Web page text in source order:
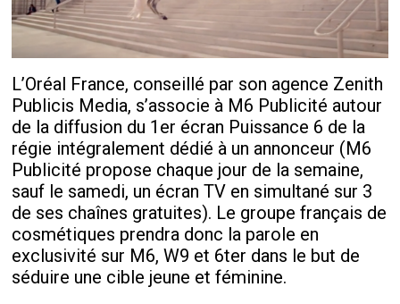
L’Oréal France, conseillé par son agence Zenith
Publicis Media, s’associe à M6 Publicité autour
de la diffusion du 1 er écran Puissance 6 de la
régie intégralement dédié à un annonceur (M6
Publicité propose chaque jour de la semaine,
sauf le samedi, un écran TV en simultané sur 3
de ses chaînes gratuites). Le groupe français de
cosmétiques prendra donc la parole en
exclusivité sur M6, W9 et 6ter dans le but de
séduire une cible jeune et féminine.